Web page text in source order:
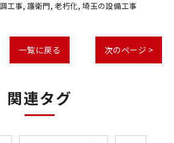
工事 護衛門 老朽化 埼玉の設備工事
一覧に戻る 次のページ >
関連タグ